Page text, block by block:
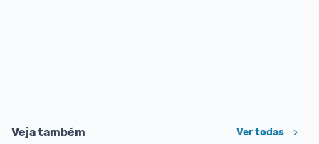
Veja também Ver todas